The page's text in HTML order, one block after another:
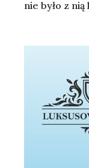
nie było z